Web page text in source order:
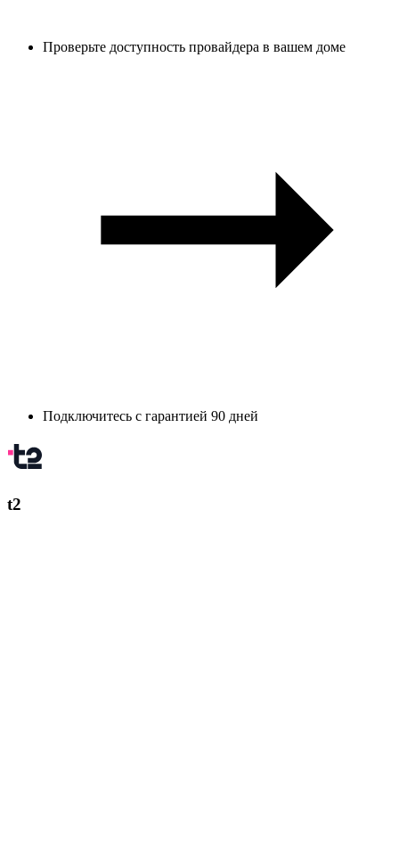
Проверьте доступность провайдера в вашем доме
Подключитесь с гарантией 90 дней
t2